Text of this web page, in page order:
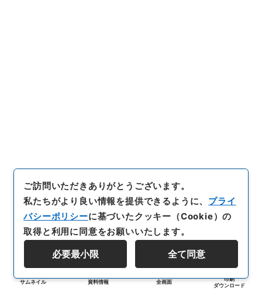
サムネイル 資料情報 全画面
印刷
ダウンロード
ご訪問いただきありがとうございます。
私たちがより良い情報を提供できるように、 プライ
バシーポリシーに基づいたクッキー（Cookie）の
取得と利用に同意をお願いいたします。
必要最小限 全て同意